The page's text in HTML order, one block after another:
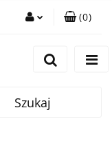
(0)
Szukaj